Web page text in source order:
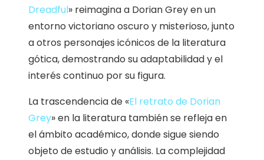
Dreadful» reimagina a Dorian Grey en un
entorno victoriano oscuro y misterioso, junto
a otros personajes icónicos de la literatura
gótica, demostrando su adaptabilidad y el
interés continuo por su figura.
La trascendencia de «El retrato de Dorian
Grey» en la literatura también se refleja en
el ámbito académico, donde sigue siendo
objeto de estudio y análisis. La complejidad